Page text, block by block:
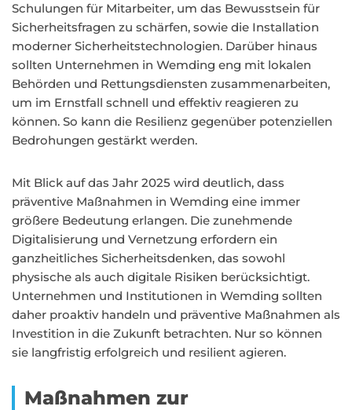
Schulungen für Mitarbeiter, um das Bewusstsein für
Sicherheitsfragen zu schärfen, sowie die Installation
moderner Sicherheitstechnologien. Darüber hinaus
sollten Unternehmen in Wemding eng mit lokalen
Behörden und Rettungsdiensten zusammenarbeiten,
um im Ernstfall schnell und effektiv reagieren zu
können. So kann die Resilienz gegenüber potenziellen
Bedrohungen gestärkt werden.
Mit Blick auf das Jahr 2025 wird deutlich, dass
präventive Maßnahmen in Wemding eine immer
größere Bedeutung erlangen. Die zunehmende
Digitalisierung und Vernetzung erfordern ein
ganzheitliches Sicherheitsdenken, das sowohl
physische als auch digitale Risiken berücksichtigt.
Unternehmen und Institutionen in Wemding sollten
daher proaktiv handeln und präventive Maßnahmen als
Investition in die Zukunft betrachten. Nur so können
sie langfristig erfolgreich und resilient agieren.
Maßnahmen zur